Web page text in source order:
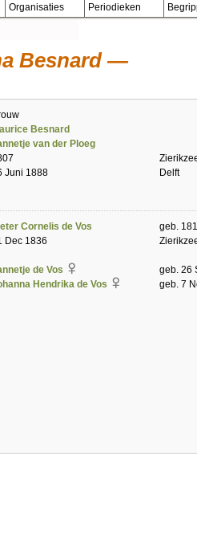
Organisaties Periodieken
Besnard
Besnard
van der Ploeg
Juni 1888 Delft
Cornelis de Vos
geb.
Dec 1836
de Vos
geb. 26
Hendrika de Vos
geb. 7